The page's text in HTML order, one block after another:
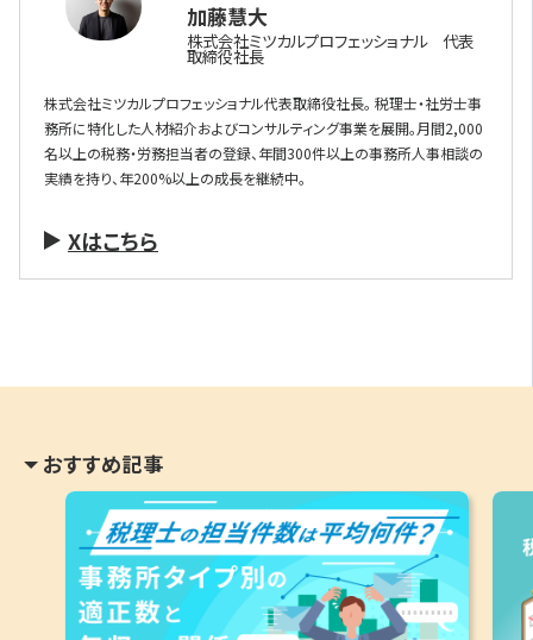
おすすめ記事
加藤慧大
株式会社ミツカルプロフェッショナル 代表
取締役社長
株式会社ミツカルプロフェッショナル代表取締役社長。 税理士・社労士事
務所に特化した人材紹介およびコンサルティング事業を展開。月間2,000
名以上の税務・労務担当者の登録、年間300件以上の事務所人事相談の
実績を持り、年200%以上の成長を継続中。
Xはこちら